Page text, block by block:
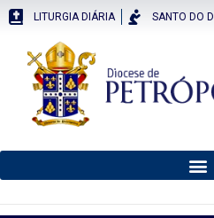
LITURGIA DIÁRIA SANTO DO